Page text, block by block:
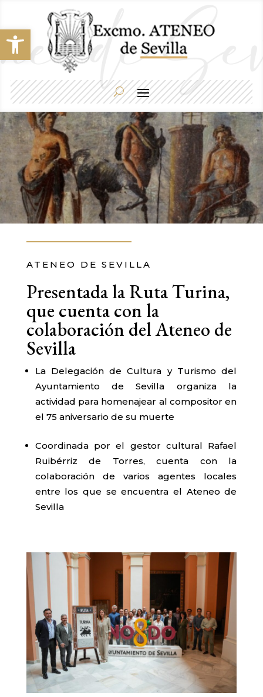
Abrir barra de herramientas
ATENEO DE SEVILLA
Presentada la Ruta Turina,
que cuenta con la
colaboración del Ateneo de
Sevilla
La Delegación de Cultura y Turismo del
Ayuntamiento de Sevilla organiza la
actividad para homenajear al compositor en
el 75 aniversario de su muerte
Coordinada por el gestor cultural Rafael
Ruibérriz de Torres, cuenta con la
colaboración de varios agentes locales
entre los que se encuentra el Ateneo de
Sevilla